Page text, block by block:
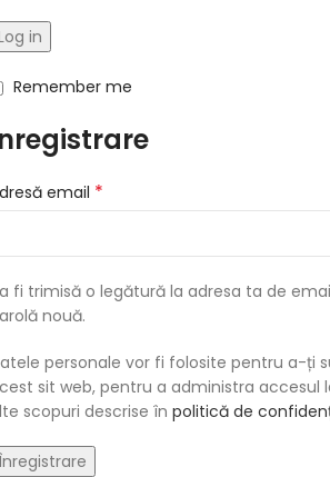
in
Remember me
email *
fi trimisă o legătură la adresa ta de
nouă.
personale vor fi folosite pentru a-ți
sit web, pentru a administra accesul
scopuri descrise în politică de